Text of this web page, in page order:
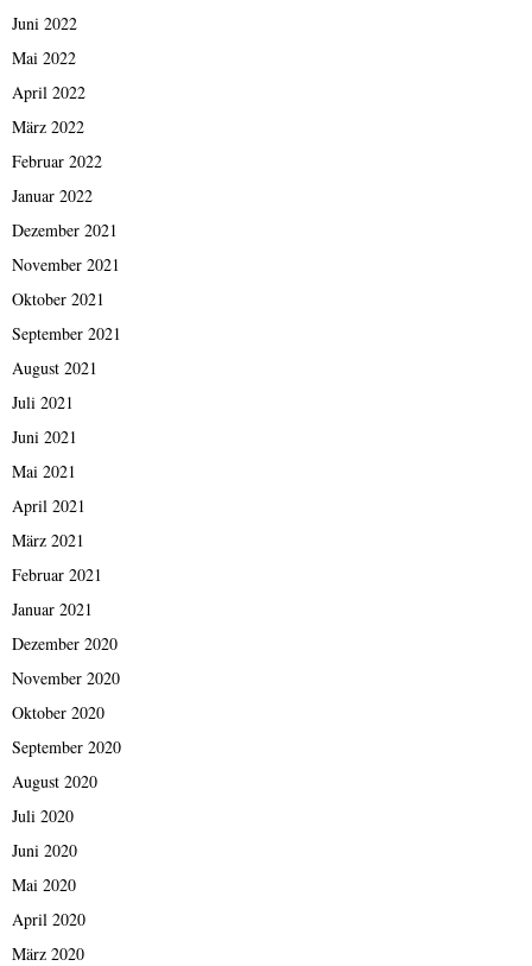
Juni 2022
Mai 2022
April 2022
März 2022
Februar 2022
Januar 2022
Dezember 2021
November 2021
Oktober 2021
September 2021
August 2021
Juli 2021
Juni 2021
Mai 2021
April 2021
März 2021
Februar 2021
Januar 2021
Dezember 2020
November 2020
Oktober 2020
September 2020
August 2020
Juli 2020
Juni 2020
Mai 2020
April 2020
März 2020